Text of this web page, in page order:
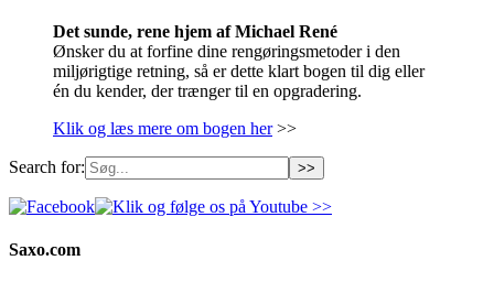
Det sunde, rene hjem af Michael René
Ønsker du at forfine dine rengøringsmetoder i den
miljørigtige retning, så er dette klart bogen til dig eller
én du kender, der trænger til en opgradering.
Klik og læs mere om bogen her>>
Search for:
Saxo.com